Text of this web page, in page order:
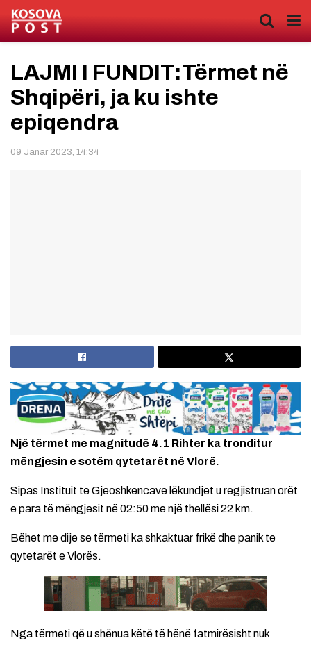
LAJMI I FUNDIT:Tërmet në
Shqipëri, ja ku ishte
epiqendra
09 Janar 2023, 14:34
Një tërmet me magnitudë 4.1 Rihter ka tronditur
mëngjesin e sotëm qytetarët në Vlorë.
Sipas Instituit te Gjeoshkencave lëkundjet u regjistruan orët
e para të mëngjesit në 02:50 me një thellësi 22 km.
Bëhet me dije se tërmeti ka shkaktuar frikë dhe panik te
qytetarët e Vlorës.
Nga tërmeti që u shënua këtë të hënë fatmirësisht nuk